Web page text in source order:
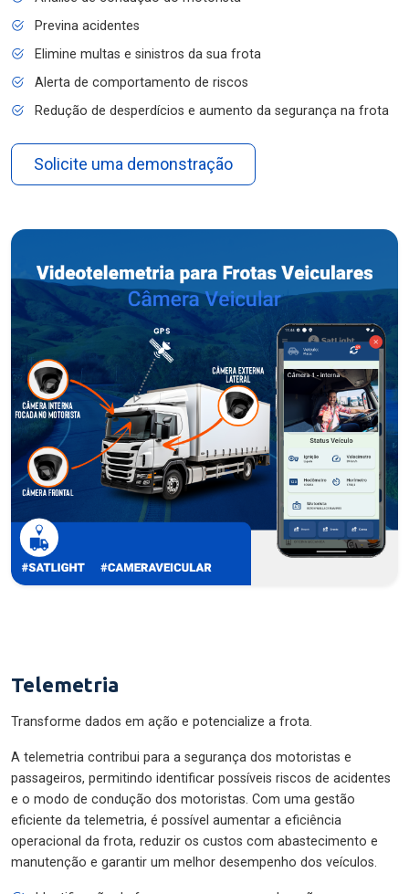
Previna acidentes
Elimine multas e sinistros da sua frota
Alerta de comportamento de riscos
Redução de desperdícios e aumento da segurança na frota
Solicite uma demonstração
Telemetria
Transforme dados em ação e potencialize a frota.
A telemetria contribui para a segurança dos motoristas e
passageiros, permitindo identificar possíveis riscos de acidentes
e o modo de condução dos motoristas. Com uma gestão
eficiente da telemetria, é possível aumentar a eficiência
operacional da frota, reduzir os custos com abastecimento e
manutenção e garantir um melhor desempenho dos veículos.